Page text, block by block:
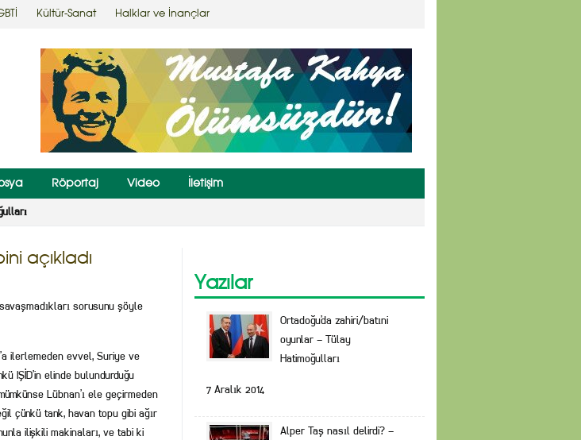
Kültür-Sanat Halklar ve İnançlar
Röportaj Video İletişim
açıkladı
sorusunu şöyle
ilerlemeden evvel, Suriye ve
IŞİD’in elinde bulundurduğu
Lübnan’ı ele geçirmeden
çünkü tank, havan topu gibi ağır
ilişkili makinaları, ve tabi ki
Yazılar
Ortadoğu’da zahiri/batıni
oyunlar – Tülay
Hatimoğulları
7 Aralık 2014
Alper Taş nasıl delirdi? –